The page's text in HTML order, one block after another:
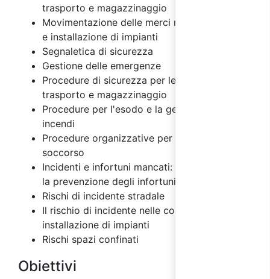
trasporto e magazzinaggio
Movimentazione delle merci nelle costruzioni
e installazione di impianti
Segnaletica di sicurezza
Gestione delle emergenze
Procedure di sicurezza per le attività di
trasporto e magazzinaggio
Procedure per l'esodo e la gestione degli
incendi
Procedure organizzative per il primo
soccorso
Incidenti e infortuni mancati: importanza per
la prevenzione degli infortuni
Rischi di incidente stradale
Il rischio di incidente nelle costruzioni e
installazione di impianti
Rischi spazi confinati
Obiettivi